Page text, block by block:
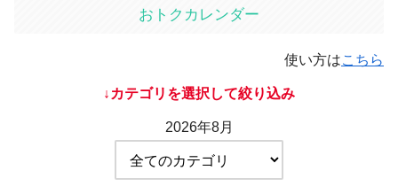
おトクカレンダー
使い方はこちら
↓カテゴリを選択して絞り込み
2026年8月